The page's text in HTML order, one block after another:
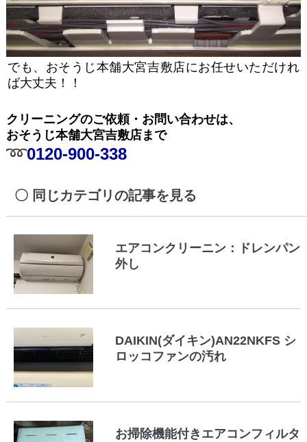
でも、おそうじ本舗大宮吉敷店にお任せいただけれ
ば大丈夫！！
クリーニングのご依頼・お問い合わせは、
おそうじ本舗大宮吉敷店まで
➿0120-900-338
同じカテゴリの記事を見る
エアコンクリーニン：ドレンパン
外し
DAIKIN(ダイキン)AN22NKFS シ
ロッコファンの汚れ
お掃除機能付きエアコンフィルタ